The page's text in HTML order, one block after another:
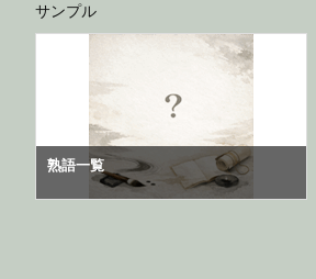
サンプル
熟語一覧